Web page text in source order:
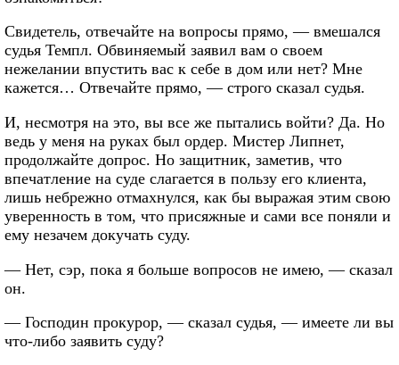
Свидетель, отвечайте на вопросы прямо, — вмешался
судья Темпл. Обвиняемый заявил вам о своем
нежелании впустить вас к себе в дом или нет? Мне
кажется… Отвечайте прямо, — строго сказал судья.
И, несмотря на это, вы все же пытались войти? Да. Но
ведь у меня на руках был ордер. Мистер Липнет,
продолжайте допрос. Но защитник, заметив, что
впечатление на суде слагается в пользу его клиента,
лишь небрежно отмахнулся, как бы выражая этим свою
уверенность в том, что присяжные и сами все поняли и
ему незачем докучать суду.
— Нет, сэр, пока я больше вопросов не имею, — сказал
он.
— Господин прокурор, — сказал судья, — имеете ли вы
что-либо заявить суду?